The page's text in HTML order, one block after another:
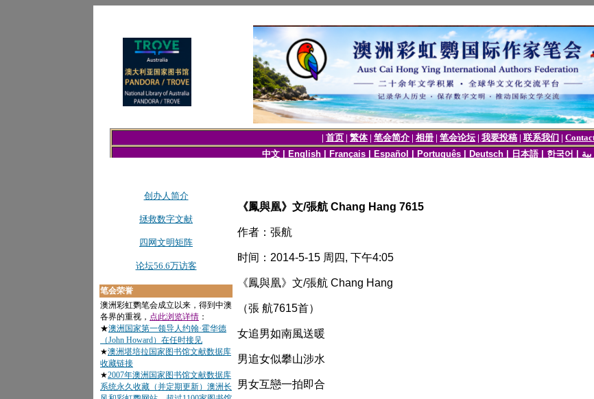
《鳳與凰》文/張航 Chang Hang 7615
作者：張航
时间：2014-5-15 周四, 下午4:05
《鳳與凰》文/張航 Chang Hang
（張 航7615首）
女追男如南風送暖
男追女似攀山涉水
男女互戀一拍即合